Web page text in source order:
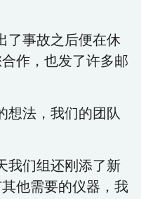
了事故之后便在休
作，也发了许多邮
想法，我们的团队
我们组还刚添了新
他需要的仪器，我